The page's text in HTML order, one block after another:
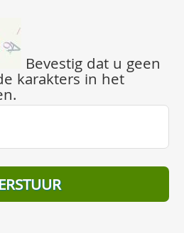
Bevestig dat u geen
karakters in het